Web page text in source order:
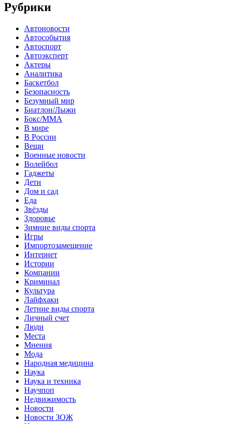
Рубрики
Автоновости
Автособытия
Автоспорт
Автоэксперт
Актеры
Аналитика
Баскетбол
Безопасность
Безумный мир
Биатлон/Лыжи
Бокс/MMA
В мире
В России
Вещи
Военные новости
Волейбол
Гаджеты
Дети
Дом и сад
Еда
Звёзды
Здоровье
Зимние виды спорта
Игры
Импортозамещение
Интернет
Истории
Компании
Криминал
Культура
Лайфхаки
Летние виды спорта
Личный счет
Люди
Места
Мнения
Мода
Народная медицина
Наука
Наука и техника
Научпоп
Недвижимость
Новости
Новости ЗОЖ